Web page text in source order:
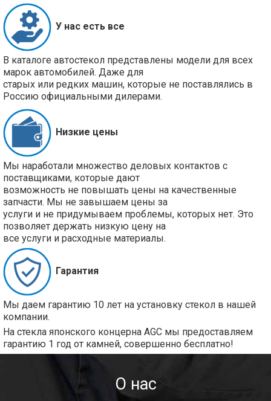
У нас есть все
В каталоге автостекол представлены модели для всех
марок автомобилей. Даже для
старых или редких машин, которые не поставлялись в
Россию официальными дилерами.
Низкие цены
Мы наработали множество деловых контактов с
поставщиками, которые дают
возможность не повышать цены на качественные
запчасти. Мы не завышаем цены за
услуги и не придумываем проблемы, которых нет. Это
позволяет держать низкую цену на
все услуги и расходные материалы.
Гарантия
Мы даем гарантию 10 лет на установку стекол в нашей
компании.
На стекла японского концерна AGC мы предоставляем
гарантию 1 год от камней, совершенно бесплатно!
О нас